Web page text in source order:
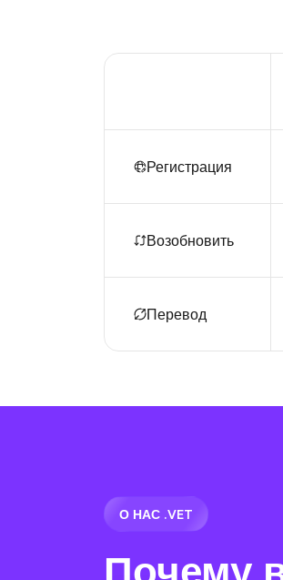
Регистрация
Возобновить
Перевод
О НАС .VET